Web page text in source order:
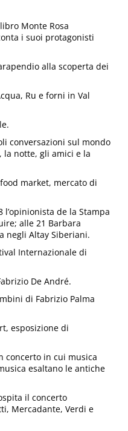
Monte Rosa
i suoi protagonisti
alla scoperta dei
Ru e forni in Val
conversazioni sul mondo
notte, gli amici e la
market, mercato di
de la Stampa
alle 21 Barbara
negli Altay Siberiani.
Internazionale di
De André.
di Fabrizio Palma
esposizione di
concerto in cui musica
esaltano le antiche
il concerto
Mercadante, Verdi e